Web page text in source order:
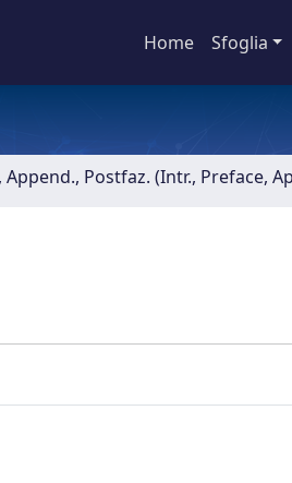
Home Sfoglia
Postfaz. (Intr., Preface,